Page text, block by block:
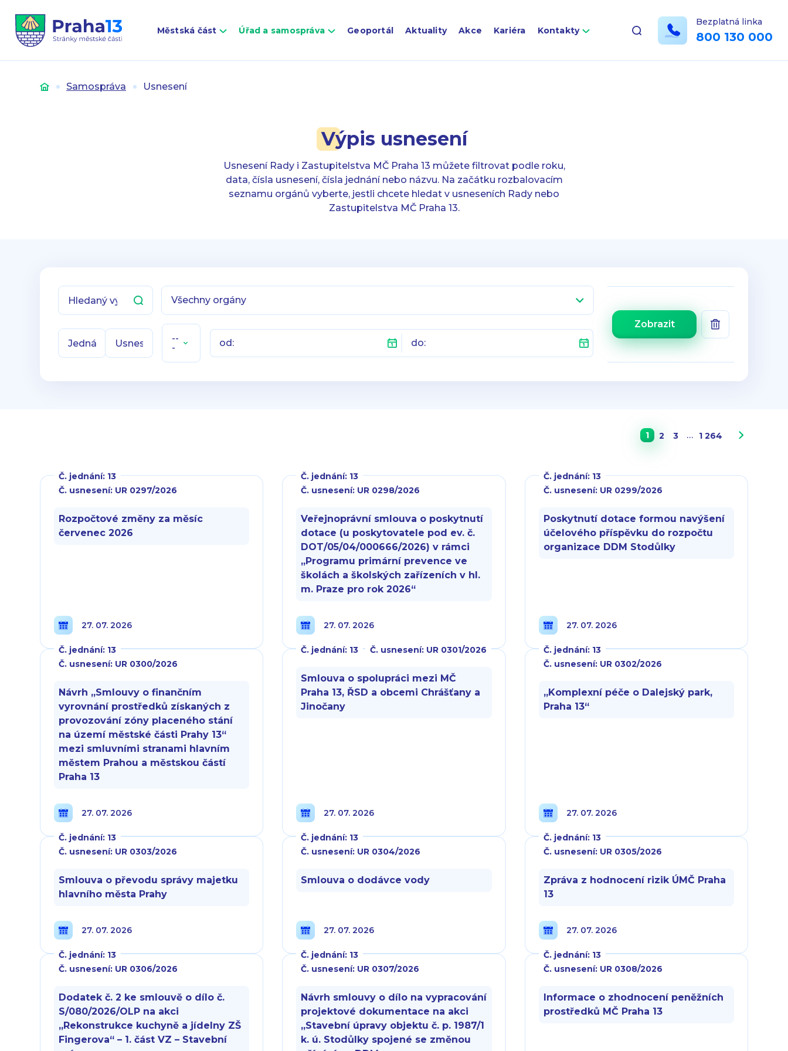
Městská část Úřad a samospráva Geoportál Aktuality Akce Kariéra Kontakty
Bezplatná linka
800 130 000
Úvod Samospráva Usnesení
Výpis usnesení
Usnesení Rady i Zastupitelstva MČ Praha 13 můžete filtrovat podle roku,
data, čísla usnesení, čísla jednání nebo názvu. Na začátku rozbalovacím
seznamu orgánů vyberte, jestli chcete hledat v usneseních Rady nebo
Zastupitelstva MČ Praha 13.
--
-
od: do:
Zobrazit
1 2 3 … 1 264
Č. jednání: 13
Č. usnesení: UR 0297/2026
Rozpočtové změny za měsíc
červenec 2026
27. 07. 2026
Č. jednání: 13
Č. usnesení: UR 0298/2026
Veřejnoprávní smlouva o poskytnutí
dotace (u poskytovatele pod ev. č.
DOT/05/04/000666/2026) v rámci
„Programu primární prevence ve
školách a školských zařízeních v hl.
m. Praze pro rok 2026“
27. 07. 2026
Č. jednání: 13
Č. usnesení: UR 0299/2026
Poskytnutí dotace formou navýšení
účelového příspěvku do rozpočtu
organizace DDM Stodůlky
27. 07. 2026
Č. jednání: 13
Č. usnesení: UR 0300/2026
Návrh „Smlouvy o finančním
vyrovnání prostředků získaných z
provozování zóny placeného stání
na území městské části Prahy 13“
mezi smluvními stranami hlavním
městem Prahou a městskou částí
Praha 13
27. 07. 2026
Č. jednání: 13 Č. usnesení: UR 0301/2026
Smlouva o spolupráci mezi MČ
Praha 13, ŘSD a obcemi Chrášťany a
Jinočany
27. 07. 2026
Č. jednání: 13
Č. usnesení: UR 0302/2026
„Komplexní péče o Dalejský park,
Praha 13“
27. 07. 2026
Č. jednání: 13
Č. usnesení: UR 0303/2026
Smlouva o převodu správy majetku
hlavního města Prahy
27. 07. 2026
Č. jednání: 13
Č. usnesení: UR 0304/2026
Smlouva o dodávce vody
27. 07. 2026
Č. jednání: 13
Č. usnesení: UR 0305/2026
Zpráva z hodnocení rizik ÚMČ Praha
13
27. 07. 2026
Č. jednání: 13
Č. usnesení: UR 0306/2026
Dodatek č. 2 ke smlouvě o dílo č.
S/080/2026/OLP na akci
„Rekonstrukce kuchyně a jídelny ZŠ
Fingerova“ – 1. část VZ – Stavební
Č. jednání: 13
Č. usnesení: UR 0307/2026
Návrh smlouvy o dílo na vypracování
projektové dokumentace na akci
„Stavební úpravy objektu č. p. 1987/1
k. ú. Stodůlky spojené se změnou
Č. jednání: 13
Č. usnesení: UR 0308/2026
Informace o zhodnocení peněžních
prostředků MČ Praha 13